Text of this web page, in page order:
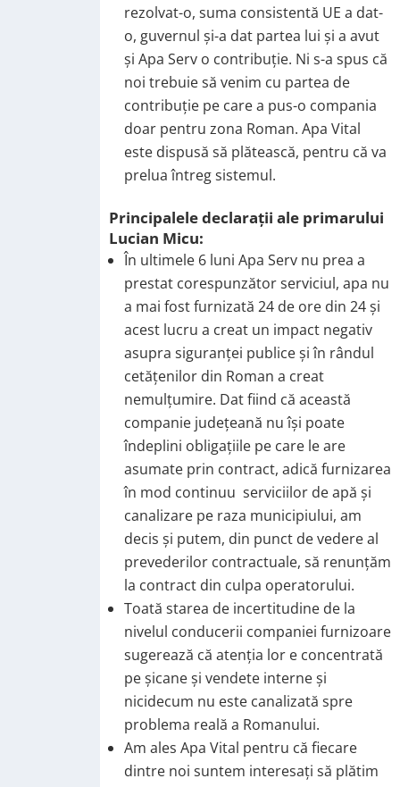
rezolvat-o, suma consistentă UE a dat-
o, guvernul și-a dat partea lui și a avut
și Apa Serv o contribuție. Ni s-a spus că
noi trebuie să venim cu partea de
contribuție pe care a pus-o compania
doar pentru zona Roman. Apa Vital
este dispusă să plătească, pentru că va
prelua întreg sistemul.
Principalele declarații ale primarului
Lucian Micu:
În ultimele 6 luni Apa Serv nu prea a
prestat corespunzător serviciul, apa nu
a mai fost furnizată 24 de ore din 24 și
acest lucru a creat un impact negativ
asupra siguranței publice și în rândul
cetățenilor din Roman a creat
nemulțumire. Dat fiind că această
companie județeană nu își poate
îndeplini obligațiile pe care le are
asumate prin contract, adică furnizarea
în mod continuu serviciilor de apă și
canalizare pe raza municipiului, am
decis și putem, din punct de vedere al
prevederilor contractuale, să renunțăm
la contract din culpa operatorului.
Toată starea de incertitudine de la
nivelul conducerii companiei furnizoare
sugerează că atenția lor e concentrată
pe șicane și vendete interne și
nicidecum nu este canalizată spre
problema reală a Romanului.
Am ales Apa Vital pentru că fiecare
dintre noi suntem interesați să plătim